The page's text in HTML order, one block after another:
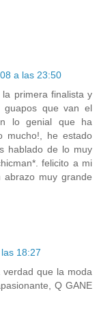
a las 23:50
primera finalista y
guapos que van el
lo genial que ha
mucho!, he estado
hablado de lo muy
felicito a mi
muy grande
18:27
verdad que la moda
Q GANE